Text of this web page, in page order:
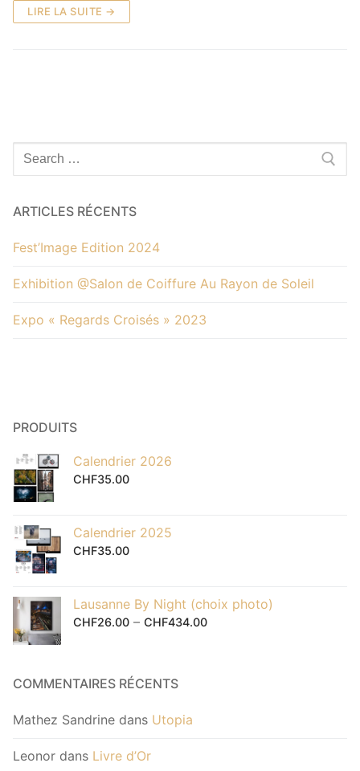
LIRE LA SUITE →
Rechercher
:
ARTICLES RÉCENTS
Fest’Image Edition 2024
Exhibition @Salon de Coiffure Au Rayon de Soleil
Expo « Regards Croisés » 2023
PRODUITS
Calendrier 2026
CHF35.00
Calendrier 2025
CHF35.00
Lausanne By Night (choix photo)
CHF26.00 – CHF434.00
COMMENTAIRES RÉCENTS
Mathez Sandrine dans Utopia
Leonor dans Livre d’Or